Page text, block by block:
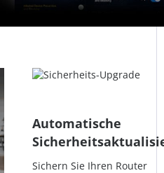
Automatische
Sichern Sie Ihren Router